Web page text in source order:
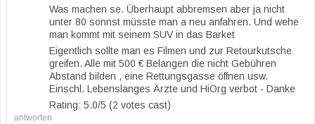
Was machen se. Überhaupt abbremsen aber ja nicht
unter 80 sonnst müsste man a neu anfahren. Und wehe
man kommt mit seinem SUV in das Barket
Eigentlich sollte man es Filmen und zur Retourkutsche
greifen. Alle mit 500 € Belangen die nicht Gebühren
Abstand bilden , eine Rettungsgasse öffnen usw.
Einschl. Lebenslanges Ärzte und HiOrg verbot - Danke
Rating: 5.0/5 (2 votes cast)
antworten